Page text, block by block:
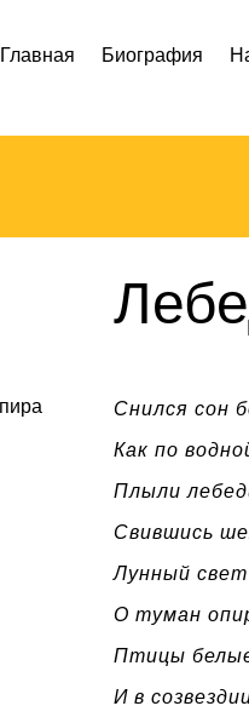
Главная
Биография
Снился сон
Как по
Плыли
Свившись
Лунный свет
О туман
Птицы
И в